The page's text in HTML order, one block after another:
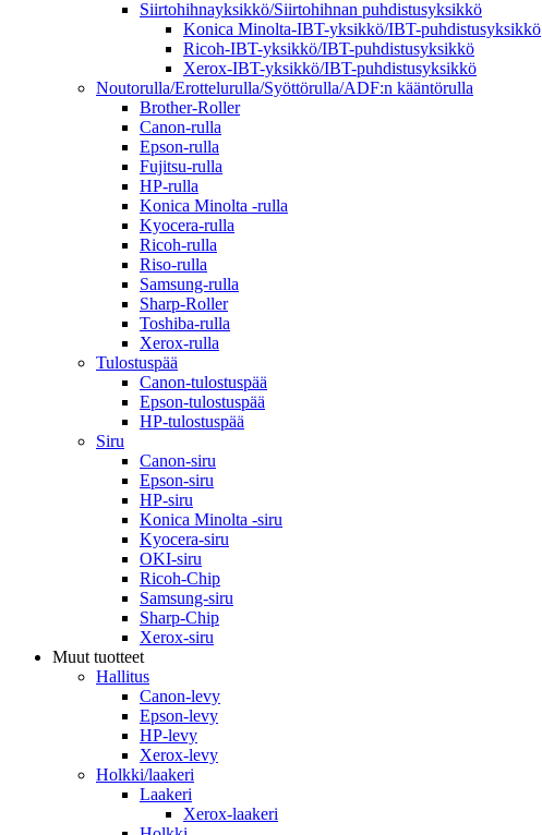
Siirtohihnayksikkö/Siirtohihnan puhdistusyksikkö
Konica Minolta-IBT-yksikkö/IBT-puhdistusyksikkö
Ricoh-IBT-yksikkö/IBT-puhdistusyksikkö
Xerox-IBT-yksikkö/IBT-puhdistusyksikkö
Noutorulla/Erottelurulla/Syöttörulla/ADF:n kääntörulla
Brother-Roller
Canon-rulla
Epson-rulla
Fujitsu-rulla
HP-rulla
Konica Minolta -rulla
Kyocera-rulla
Ricoh-rulla
Riso-rulla
Samsung-rulla
Sharp-Roller
Toshiba-rulla
Xerox-rulla
Tulostuspää
Canon-tulostuspää
Epson-tulostuspää
HP-tulostuspää
Siru
Canon-siru
Epson-siru
HP-siru
Konica Minolta -siru
Kyocera-siru
OKI-siru
Ricoh-Chip
Samsung-siru
Sharp-Chip
Xerox-siru
Muut tuotteet
Hallitus
Canon-levy
Epson-levy
HP-levy
Xerox-levy
Holkki/laakeri
Laakeri
Xerox-laakeri